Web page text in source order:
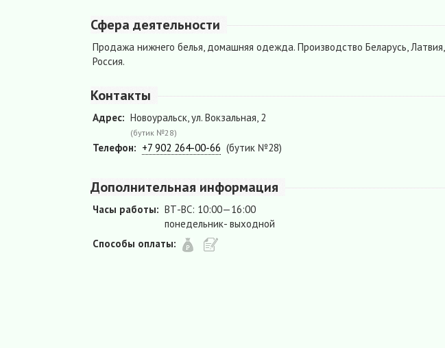
Сфера деятельности
Продажа нижнего белья, домашняя одежда. Производство Беларусь, Латвия,
Россия.
Контакты
Адрес: Новоуральск, ул. Вокзальная, 2
(бутик №28)
Телефон: +7 902 264-00-66 (бутик №28)
Дополнительная информация
Часы работы: ВТ-ВС: 10:00—16:00
понедельник- выходной
Способы оплаты: